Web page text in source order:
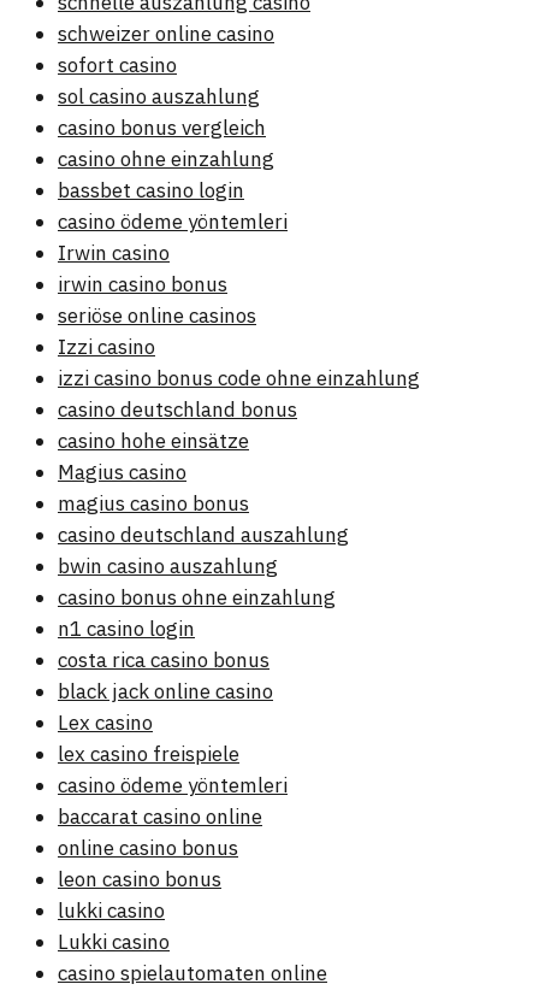
schweizer online casino
sofort casino
sol casino auszahlung
casino bonus vergleich
casino ohne einzahlung
bassbet casino login
casino ödeme yöntemleri
Irwin casino
irwin casino bonus
seriöse online casinos
Izzi casino
izzi casino bonus code ohne einzahlung
casino deutschland bonus
casino hohe einsätze
Magius casino
magius casino bonus
casino deutschland auszahlung
bwin casino auszahlung
casino bonus ohne einzahlung
n1 casino login
costa rica casino bonus
black jack online casino
Lex casino
lex casino freispiele
casino ödeme yöntemleri
baccarat casino online
online casino bonus
leon casino bonus
lukki casino
Lukki casino
casino spielautomaten online